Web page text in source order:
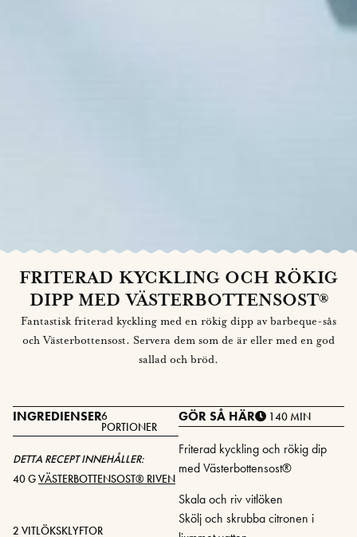
FRITERAD KYCKLING OCH RÖKIG
DIPP MED VÄSTERBOTTENSOST®
Fantastisk friterad kyckling med en rökig dipp av barbeque-sås
och Västerbottensost. Servera dem som de är eller med en god
sallad och bröd.
INGREDIENSER6
PORTIONER
DETTA RECEPT INNEHÅLLER:
40 GVÄSTERBOTTENSOST® RIVEN
2 VITLÖKSKLYFTOR
GÖR SÅ HÄR 140 MIN
Friterad kyckling och rökig dip
med Västerbottensost®
Skala och riv vitlöken
Skölj och skrubba citronen i